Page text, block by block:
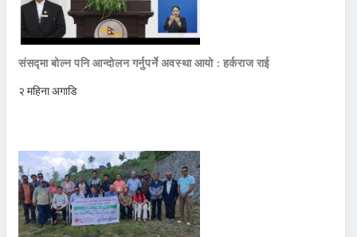
संसद्मा बोल्न पनि आन्दोलन गर्नुपर्ने अवस्था आयो : हर्कराज राई
२ महिना अगाडि